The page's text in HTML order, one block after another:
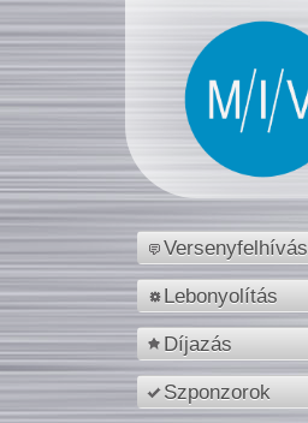
Versenyfelhívás
Lebonyolítás
Díjazás
Szponzorok